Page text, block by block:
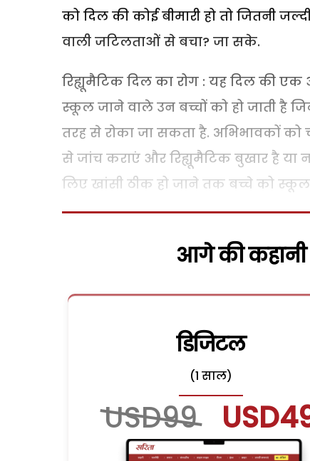
को दिल की कोई बीमारी हो तो जितनी
वाली जटिलताओं से बचा? जा सके.
रिह्यूमैटिक दिल का रोग : यह दिल की एक
स्कूल जाने वाले उन बच्चों को हो जाती है
तरह से रोका जा सकता है. अभिभावकों को
से जांच कराएं और रिह्यूमैटिक बुखार है
लिए खांसी ठीक हो जाने तक बच्चे को स्कूल
आगे की
डिजिटल
(1 साल)
USD99